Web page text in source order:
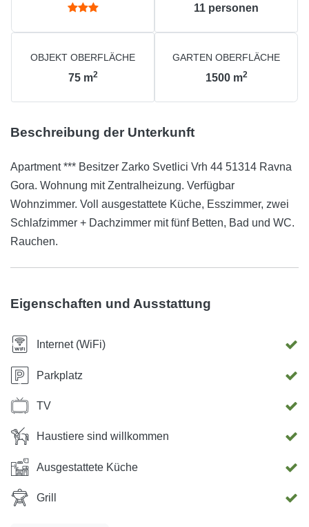
11 personen
OBJEKT OBERFLÄCHE
75 m2
GARTEN OBERFLÄCHE
1500 m2
Beschreibung der Unterkunft
Apartment *** Besitzer Zarko Svetlici Vrh 44 51314 Ravna
Gora. Wohnung mit Zentralheizung. Verfügbar
Wohnzimmer. Voll ausgestattete Küche, Esszimmer, zwei
Schlafzimmer + Dachzimmer mit fünf Betten, Bad und WC.
Rauchen.
Eigenschaften und Ausstattung
Internet (WiFi)
Parkplatz
TV
Haustiere sind willkommen
Ausgestattete Küche
Grill